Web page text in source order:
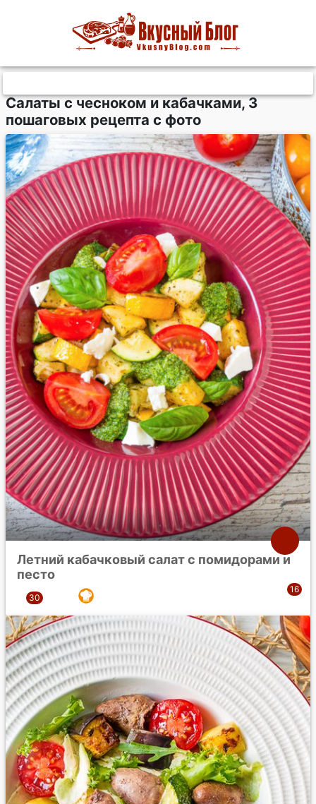
Салаты с чесноком и кабачками, 3
пошаговых рецепта с фото
Летний кабачковый салат с помидорами и
песто